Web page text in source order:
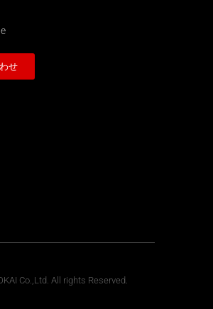
せ
Co.,Ltd. All rights Reserved.